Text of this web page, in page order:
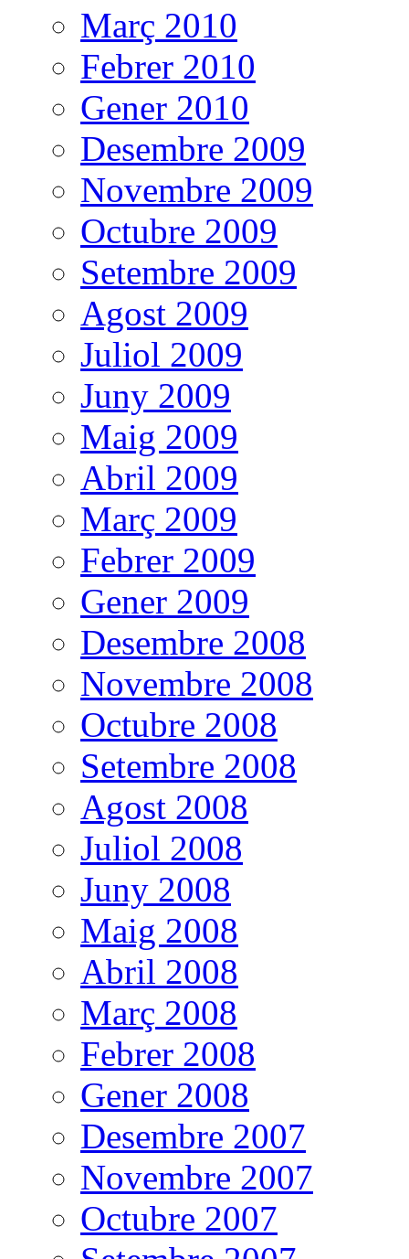
Març 2010
Febrer 2010
Gener 2010
Desembre 2009
Novembre 2009
Octubre 2009
Setembre 2009
Agost 2009
Juliol 2009
Juny 2009
Maig 2009
Abril 2009
Març 2009
Febrer 2009
Gener 2009
Desembre 2008
Novembre 2008
Octubre 2008
Setembre 2008
Agost 2008
Juliol 2008
Juny 2008
Maig 2008
Abril 2008
Març 2008
Febrer 2008
Gener 2008
Desembre 2007
Novembre 2007
Octubre 2007